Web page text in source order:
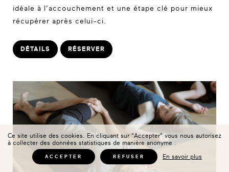
idéale à l’accouchement et une étape clé pour mieux
récupérer après celui-ci.
DÉTAILS RÉSERVER
Ce site utilise des cookies. En cliquant sur "Accepter" vous nous autorisez
à collecter des données statistiques de manière anonyme :
ACCEPTER REFUSER En savoir plus